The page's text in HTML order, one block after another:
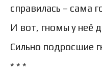
справилась – сама
И вот, гномы у неё
Сильно подросшие
* * *